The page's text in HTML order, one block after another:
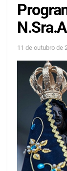
11 de outubro de